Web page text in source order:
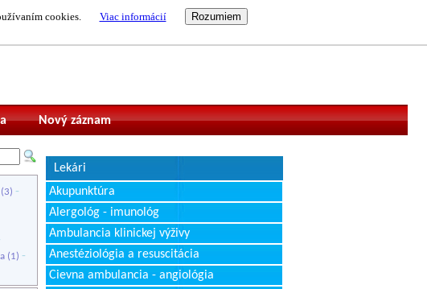
cookies. Viac informácií
Nový záznam
(3) -
(1) -
Lekári
Akupunktúra
Alergológ - imunológ
Ambulancia klinickej výživy
Anestéziológia a resuscitácia
Cievna ambulancia - angiológia